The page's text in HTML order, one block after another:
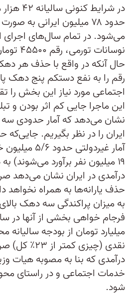
در شرایط
حدود ۷۸ میلیون ایرانی
می‌شود. در تمام سال‌های اجرای
حال آنکه در واقع با حذف هر
رقم را به نفع دستکم پنج دهک
اجتماعی مورد نیاز این بخش را
این ماجرا جایی کم اثر بودن و
نشان می‌دهد که آمار حدودی سه
ایران را در نظر بگیریم.
آمار
۱۹ میلیون نفر برآورد
درآمدی در ایران نشان می‌دهد
حذف یارانه‌ها به همراه
به میزان پراکندگی سه دهک
میلیارد تومان از بودجه سالیانه
نقدی (چیزی
درآمدی که بنا به مصوبه هیات
خدمات اجتماعی و در راستای
شود.